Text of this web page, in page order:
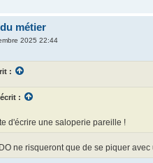
métier
2025 22:44
:
:
d'écrire une saloperie pareille !
ne risqueront que de se piquer